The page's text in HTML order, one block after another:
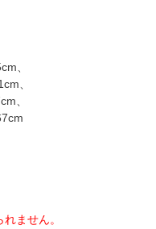
、
、
、
ません。